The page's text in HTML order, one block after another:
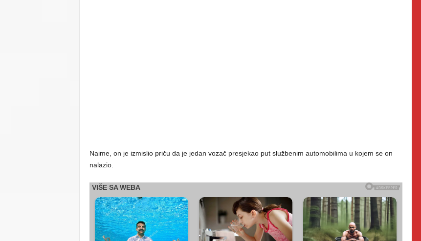
Naime, on je izmislio priču da je jedan vozač presjekao put službenim automobilima u kojem se on
nalazio.